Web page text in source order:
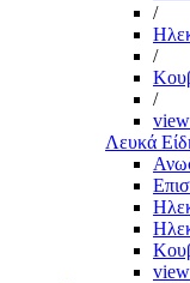
/
/
/
Λευκά